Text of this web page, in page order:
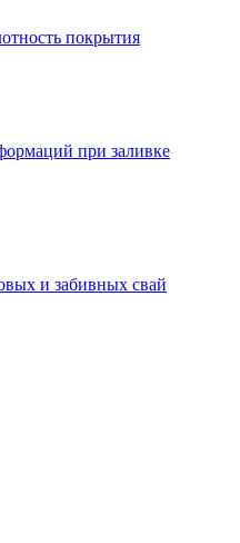
покрытия
при заливке
и забивных свай